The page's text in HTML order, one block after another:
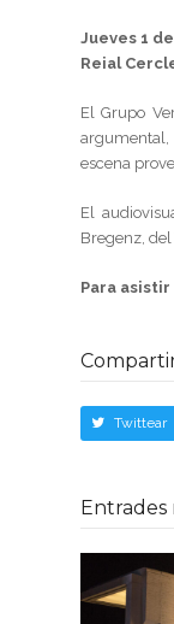
Jueves 1
Reial
El Grupo
escena
El
Bregenz, del
Para
Twittear
Entrades